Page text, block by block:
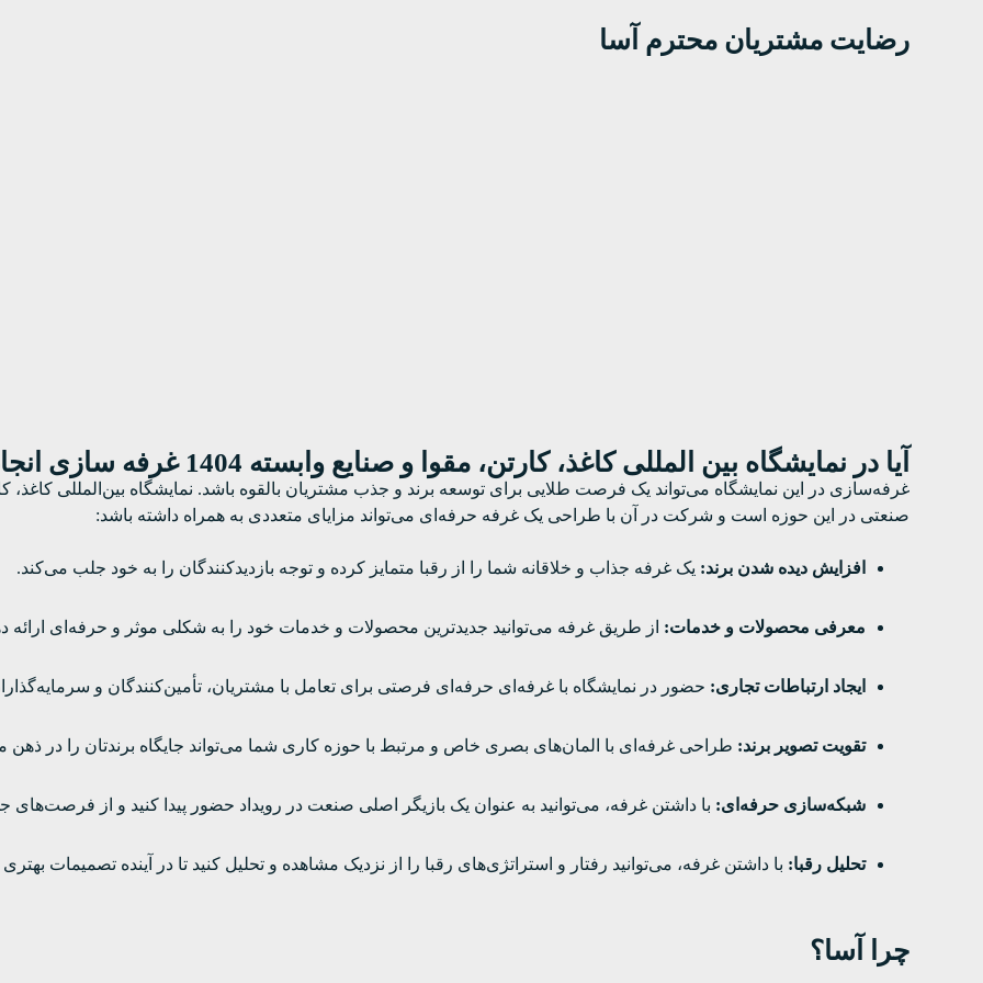
رضایت مشتریان محترم آسا
آیا در نمایشگاه بین المللی کاغذ، کارتن، مقوا و صنایع وابسته 1404 غرفه سازی انجام دهیم؟
غرفه‌سازی در این نمایشگاه می‌تواند یک فرصت طلایی برای توسعه برند و جذب مشتریان بالقوه باشد. نمایشگاه بین‌المللی کاغذ،
صنعتی در این حوزه است و شرکت در آن با طراحی یک غرفه حرفه‌ای می‌تواند مزایای متعددی به همراه داشته باشد:
افزایش دیده شدن برند: یک غرفه جذاب و خلاقانه شما را از رقبا متمایز کرده و توجه بازدیدکنندگان را به خود جلب می‌کند.
معرفی محصولات و خدمات: از طریق غرفه می‌توانید جدیدترین محصولات و خدمات خود را به شکلی موثر و حرفه‌ای ارائه
ایجاد ارتباطات تجاری: حضور در نمایشگاه با غرفه‌ای حرفه‌ای فرصتی برای تعامل با مشتریان، تأمین‌کنندگان و
تقویت تصویر برند: طراحی غرفه‌ای با المان‌های بصری خاص و مرتبط با حوزه کاری شما می‌تواند جایگاه برندتان را در ذهن
شبکه‌سازی حرفه‌ای: با داشتن غرفه، می‌توانید به عنوان یک بازیگر اصلی صنعت در رویداد حضور پیدا کنید و از فرصت‌های
تحلیل رقبا: با داشتن غرفه، می‌توانید رفتار و استراتژی‌های رقبا را از نزدیک مشاهده و تحلیل کنید تا در آینده تصمیمات بهتری
چرا آسا؟